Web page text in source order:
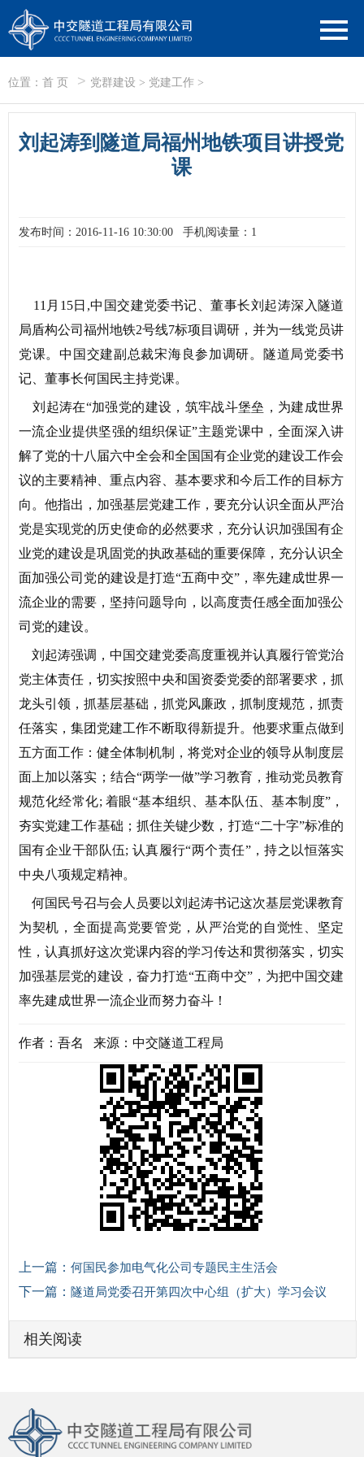
位置： 首 页 > 党群建设 > 党建工作 >
刘起涛到隧道局福州地铁项目讲授党
课
发布时间：2016-11-16 10:30:00 手机阅读量：1
11月15日,中国交建党委书记、董事长刘起涛深入隧道
局盾构公司福州地铁2号线7标项目调研，并为一线党员讲
党课。中国交建副总裁宋海良参加调研。隧道局党委书
记、董事长何国民主持党课。
刘起涛在“加强党的建设，筑牢战斗堡垒，为建成世界
一流企业提供坚强的组织保证”主题党课中，全面深入讲
解了党的十八届六中全会和全国国有企业党的建设工作会
议的主要精神、重点内容、基本要求和今后工作的目标方
向。他指出，加强基层党建工作，要充分认识全面从严治
党是实现党的历史使命的必然要求，充分认识加强国有企
业党的建设是巩固党的执政基础的重要保障，充分认识全
面加强公司党的建设是打造“五商中交”，率先建成世界一
流企业的需要，坚持问题导向，以高度责任感全面加强公
司党的建设。
刘起涛强调，中国交建党委高度重视并认真履行管党治
党主体责任，切实按照中央和国资委党委的部署要求，抓
龙头引领，抓基层基础，抓党风廉政，抓制度规范，抓责
任落实，集团党建工作不断取得新提升。他要求重点做到
五方面工作：健全体制机制，将党对企业的领导从制度层
面上加以落实；结合“两学一做”学习教育，推动党员教育
规范化经常化; 着眼“基本组织、基本队伍、基本制度”，
夯实党建工作基础；抓住关键少数，打造“二十字”标准的
国有企业干部队伍; 认真履行“两个责任”，持之以恒落实
中央八项规定精神。
何国民号召与会人员要以刘起涛书记这次基层党课教育
为契机，全面提高党要管党，从严治党的自觉性、坚定
性，认真抓好这次党课内容的学习传达和贯彻落实，切实
加强基层党的建设，奋力打造“五商中交”，为把中国交建
率先建成世界一流企业而努力奋斗！
作者：吾名 来源：中交隧道工程局
上一篇： 何国民参加电气化公司专题民主生活会
下一篇： 隧道局党委召开第四次中心组（扩大）学习会议
相关阅读